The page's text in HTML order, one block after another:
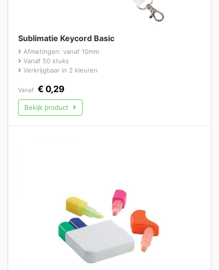
Sublimatie Keycord Basic
Afmetingen: vanaf 10mm
Vanaf 50 stuks
Verkrijgbaar in 2 kleuren
Vanaf € 0,29
Bekijk product